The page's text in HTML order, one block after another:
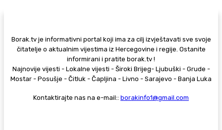
Borak.tv je informativni portal koji ima za cilj izvještavati sve svoje
čitatelje o aktualnim vijestima iz Hercegovine i regije. Ostanite
informirani i pratite borak.tv !
Najnovije vijesti - Lokalne vijesti - Široki Brijeg- Ljubuški - Grude -
Mostar - Posušje - Čitluk - Čapljina - Livno - Sarajevo - Banja Luka
Kontaktirajte nas na e-mail:: borakinfo1@gmail.com